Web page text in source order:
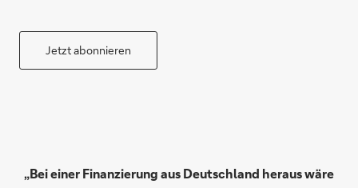
Jetzt abonnieren
„Bei einer Finanzierung aus Deutschland heraus wäre